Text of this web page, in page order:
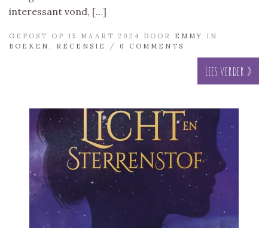
interessant vond, […]
GEPOST OP 15 MAART 2024 DOOR EMMY
IN
BOEKEN
RECENSIE / 0 COMMENTS
Lees verder »